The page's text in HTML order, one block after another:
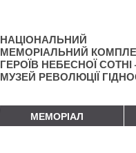
НАЦІОНАЛЬНИЙ
МЕМОРІАЛЬНИЙ
ГЕРОЇВ НЕБЕСНОЇ СОТНІ
МУЗЕЙ РЕВОЛЮЦІЇ
МЕМОРІАЛ